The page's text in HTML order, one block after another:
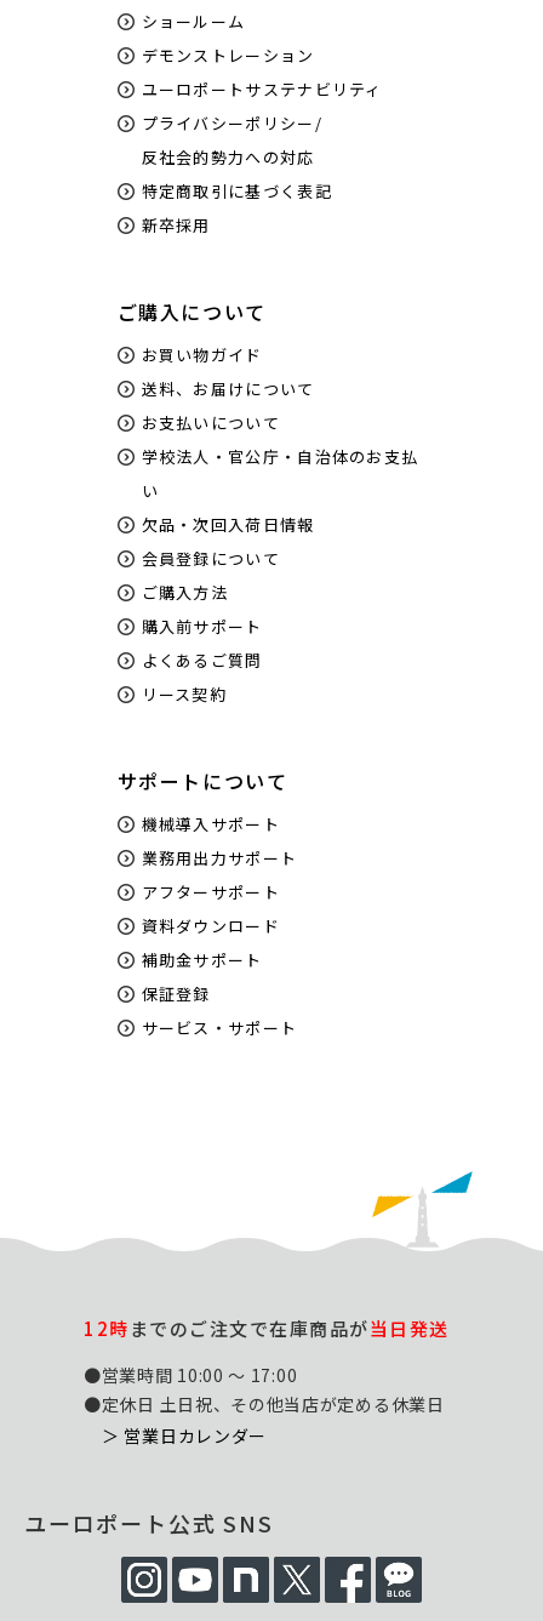
ショールーム
デモンストレーション
ユーロポートサステナビリティ
プライバシーポリシー/
反社会的勢力への対応
特定商取引に基づく表記
新卒採用
ご購入について
お買い物ガイド
送料、お届けについて
お支払いについて
学校法人・官公庁・自治体のお支払
い
欠品・次回入荷日情報
会員登録について
ご購入方法
購入前サポート
よくあるご質問
リース契約
サポートについて
機械導入サポート
業務用出力サポート
アフターサポート
資料ダウンロード
補助金サポート
保証登録
サービス・サポート
12時までのご注文で在庫商品が当日発送
●営業時間 10:00 ～ 17:00
●定休日 土日祝、その他当店が定める休業日
＞ 営業日カレンダー
ユーロポート公式 SNS